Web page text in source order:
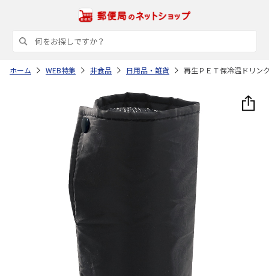
ホーム WEB特集 非食品 日用品・雑貨 再生ＰＥＴ保冷温ドリン